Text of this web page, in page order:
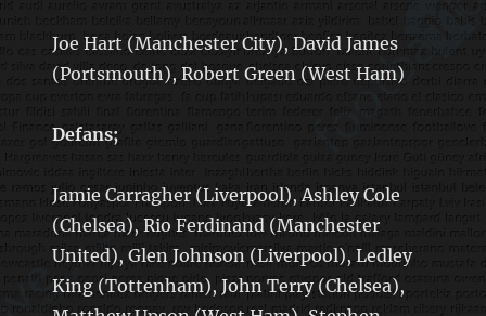
Joe Hart (Manchester City), David James
(Portsmouth), Robert Green (West Ham)
Defans;
Jamie Carragher (Liverpool), Ashley Cole
(Chelsea), Rio Ferdinand (Manchester
United), Glen Johnson (Liverpool), Ledley
King (Tottenham), John Terry (Chelsea),